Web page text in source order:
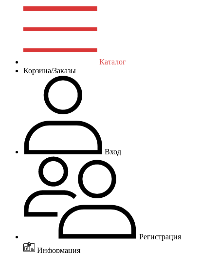
Каталог
Корзина/Заказы
Вход
Регистрация
Информация